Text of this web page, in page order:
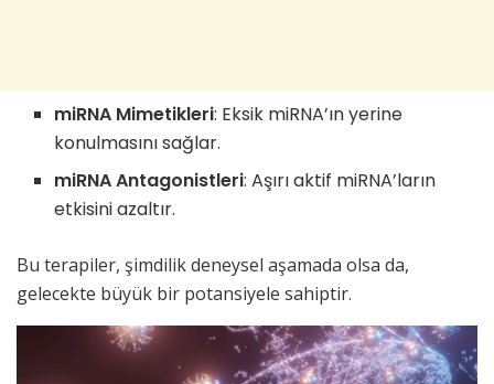
miRNA Mimetikleri: Eksik miRNA’ın yerine
konulmasını sağlar.
miRNA Antagonistleri: Aşırı aktif miRNA’ların
etkisini azaltır.
Bu terapiler, şimdilik deneysel aşamada olsa da,
gelecekte büyük bir potansiyele sahiptir.